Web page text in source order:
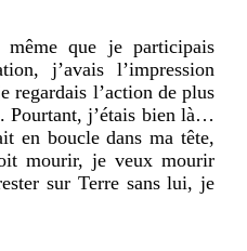
même que je participais
j’avais l’impression
regardais l’action de plus
Pourtant, j’étais bien là…
en boucle dans ma tête,
mourir, je veux mourir
sur Terre sans lui, je